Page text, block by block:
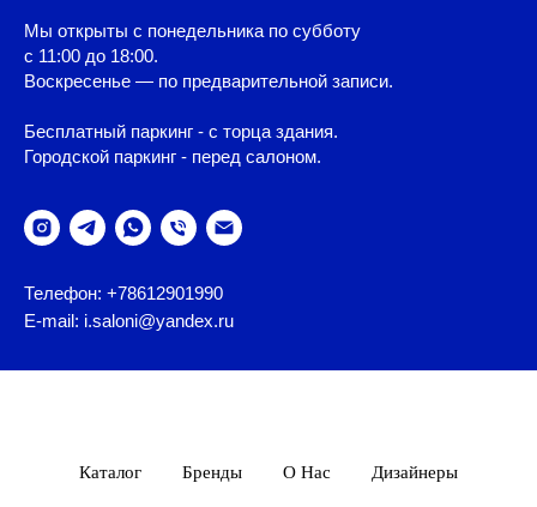
Мы открыты с понедельника по субботу
с 11:00 до 18:00.
Воскресенье — по предварительной записи.
Бесплатный паркинг - с торца здания.
Городской паркинг - перед салоном.
Телефон: +78612901990
E-mail: i.saloni@yandex.ru
Каталог Бренды О Нас Дизайнеры